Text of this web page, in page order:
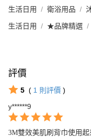
生活日用 衛浴用品
生活日用 ★品牌精選
評價
5 ( 1 則評價 )
y******9
3M雙效美肌刷背巾使用